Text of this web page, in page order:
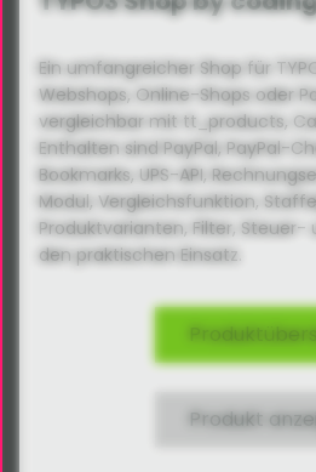
Ein umfangreicher Shop für
Webshops, Online-Shops oder
vergleichbar mit tt_products,
Enthalten sind PayPal, PayPal-
Bookmarks, UPS-API,
Modul, Vergleichsfunktion,
Produktvarianten, Filter, Steuer-
den praktischen Einsatz.
Produkt